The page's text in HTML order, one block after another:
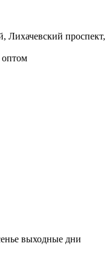
Лихачевский проспект,
выходные дни